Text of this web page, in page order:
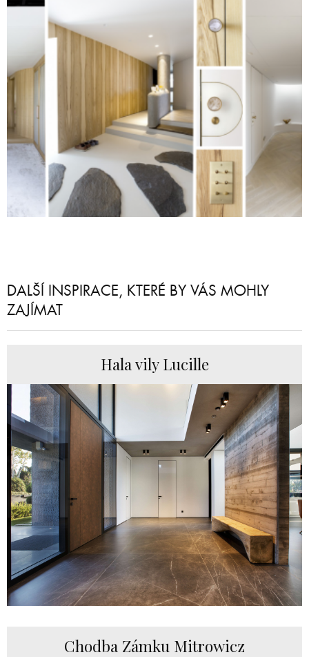
DALŠÍ INSPIRACE, KTERÉ BY VÁS MOHLY
ZAJÍMAT
Hala vily Lucille
Chodba Zámku Mitrowicz